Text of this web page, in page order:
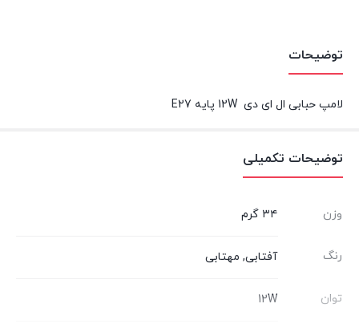
توضیحات
لامپ حبابی ال ای دی 12W پایه E27
توضیحات تکمیلی
وزن ۳۴ گرم
رنگ آفتابی, مهتابی
توان 12W